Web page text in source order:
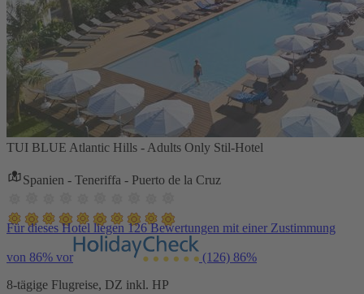
TUI BLUE Atlantic Hills - Adults Only Stil-Hotel
Spanien - Teneriffa - Puerto de la Cruz
Für dieses Hotel liegen 126 Bewertungen mit einer Zustimmung
von 86% vor (126) 86%
8-tägige Flugreise, DZ inkl. HP